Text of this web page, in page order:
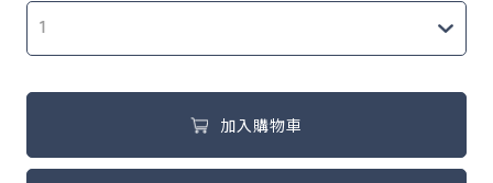
加入購物車